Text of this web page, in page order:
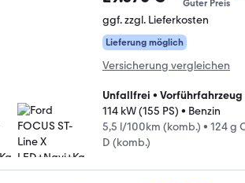
Guter Preis
ggf. zzgl. Lieferkosten
Lieferung möglich
Versicherung vergleichen
Unfallfrei • Vorführfahrzeug
114 kW (155 PS) • Benzin
5,5 l/100km (komb.) • 124 g
D (komb.)